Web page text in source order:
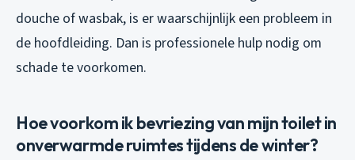
douche of wasbak, is er waarschijnlijk een probleem in
de hoofdleiding. Dan is professionele hulp nodig om
schade te voorkomen.
Hoe voorkom ik bevriezing van mijn toilet in
onverwarmde ruimtes tijdens de winter?